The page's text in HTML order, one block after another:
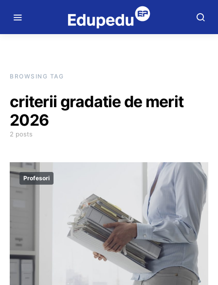
BROWSING TAG
criterii gradatie de merit
2026
2 posts
Profesori